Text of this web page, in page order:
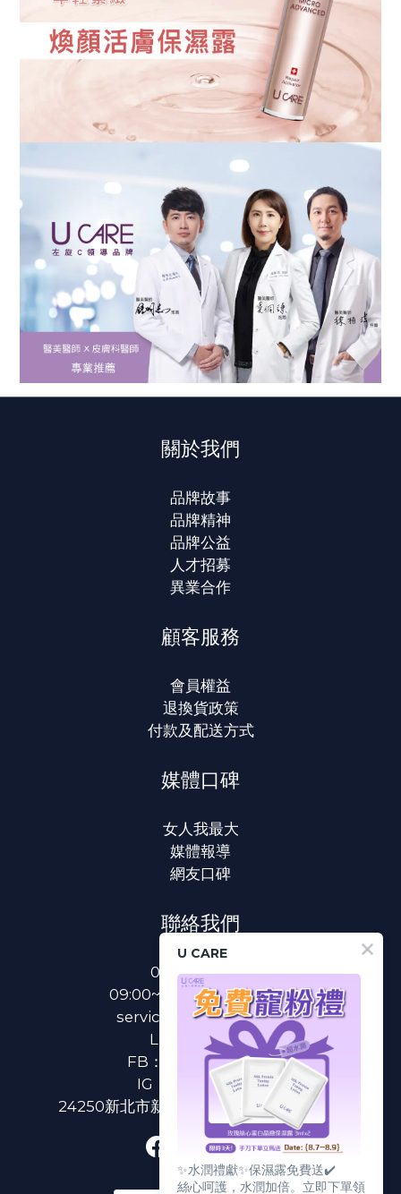
關於我們
品牌故事
品牌精神
品牌公益
人才招募
異業合作
顧客服務
會員權益
退換貨政策
付款及配送方式
媒體口碑
女人我最大
媒體報導
網友口碑
聯絡我們
0800-233-233
09:00~18:00(國定假日除外)
service@u-care.com.tw
LINE：
@ucare
FB：
U CARE 美麗粉專
IG：
ucare.tw2002
24250新北市新莊區新北大道二段312號3樓
U CARE
✨水潤禮獻✨保濕露免費送✔️
絲心呵護，水潤加倍。立即下單領